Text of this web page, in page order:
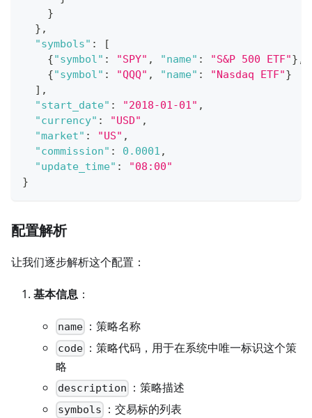
}
} ,
"symbols" :
[
{"symbol" : "SPY" , "name" : "S&P 500 ETF"} ,
{"symbol" : "QQQ" , "name" : "Nasdaq ETF"}
] ,
"start_date" : "2018-01-01" ,
"currency" : "USD" ,
"market" : "US" ,
"commission" : 0.0001 ,
"update_time" :
"08:00"
}
配置解析
让我们逐步解析这个配置：
基本信息 ：
name ：策略名称
code ：策略代码，用于在系统中唯一标识这个策
略
description ：策略描述
symbols ：交易标的列表